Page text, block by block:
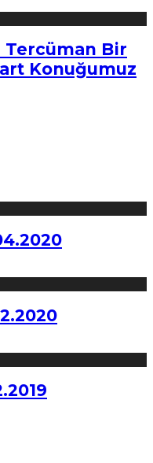
Tercüman Bir
Konuğumuz